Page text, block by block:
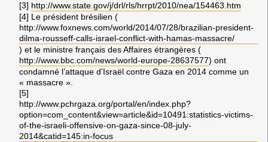
[3] http://www.state.gov/j/drl/rls/hrrpt/2010/nea/154463.htm
[4] Le président brésilien (
http://www.foxnews.com/world/2014/07/28/brazilian-president-
dilma-rousseff-calls-israel-conflict-with-hamas-massacre/
) et le ministre français des Affaires étrangères (
http://www.bbc.com/news/world-europe-28637577) ont
condamné l’attaque d’Israël contre Gaza en 2014 comme un
« massacre ».
[5]
http://www.pchrgaza.org/portal/en/index.php?
option=com_content&view=article&id=10491:statistics-victims-
of-the-israeli-offensive-on-gaza-since-08-july-
2014&catid=145:in-focus